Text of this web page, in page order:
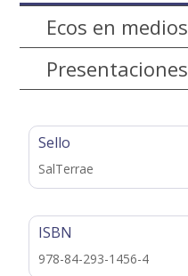
Ecos en medios
Presentaciones
Sello
SalTerrae
ISBN
978-84-293-1456-4